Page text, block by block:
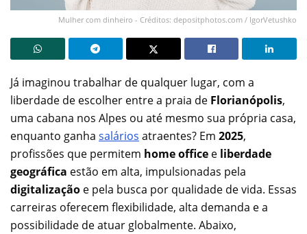
Mulher com dinheiro - Créditos: depositphotos.com / IgorVetushko
Já imaginou trabalhar de qualquer lugar, com a
liberdade de escolher entre a praia de Florianópolis,
uma cabana nos Alpes ou até mesmo sua própria casa,
enquanto ganha salários atraentes? Em 2025,
profissões que permitem home office e liberdade
geográfica estão em alta, impulsionadas pela
digitalização e pela busca por qualidade de vida. Essas
carreiras oferecem flexibilidade, alta demanda e a
possibilidade de atuar globalmente. Abaixo,